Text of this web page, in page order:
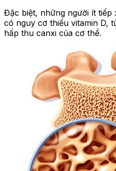
Đặc biệt, những người ít tiếp
có nguy cơ thiếu vitamin D,
hấp thu canxi của cơ thể.